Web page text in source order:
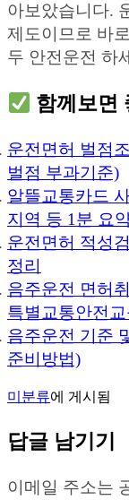
아보았습니다.
제도이므로 바
두 안전운전 하
함께보면
운전면허 벌점
벌점 부과기준)
알뜰교통카드
지역 등 1분 요
운전면허 적성
정리
음주운전 면허
특별교통안전
음주운전 기준
준비방법)
미분류에 게시됨
답글 남기기
이메일 주소는